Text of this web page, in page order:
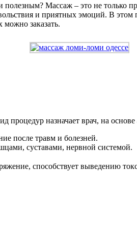
Массаж – это не только
и приятных эмоций. В
можно заказать.
назначает врач, на
после травм и болезней.
суставами, нервной системой.
способствует выведению